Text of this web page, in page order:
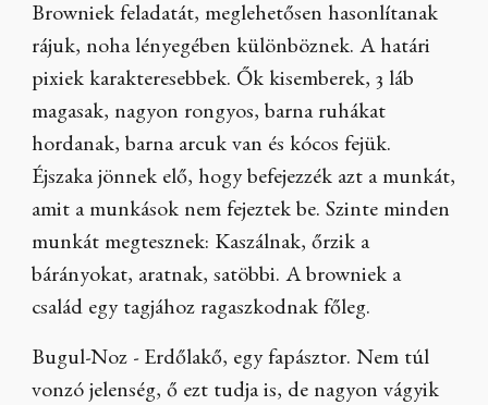
Browniek feladatát, meglehetősen hasonlítanak
rájuk, noha lényegében különböznek. A határi
pixiek karakteresebbek. Ők kisemberek, 3 láb
magasak, nagyon rongyos, barna ruhákat
hordanak, barna arcuk van és kócos fejük.
Éjszaka jönnek elő, hogy befejezzék azt a munkát,
amit a munkások nem fejeztek be. Szinte minden
munkát megtesznek: Kaszálnak, őrzik a
bárányokat, aratnak, satöbbi. A browniek a
család egy tagjához ragaszkodnak főleg.
Bugul-Noz - Erdőlakő, egy fapásztor. Nem túl
vonzó jelenség, ő ezt tudja is, de nagyon vágyik